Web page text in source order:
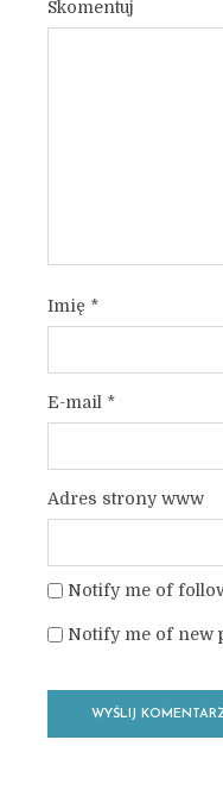
Skomentuj
Imię *
E-mail *
Adres strony www
Notify me of
Notify me of new